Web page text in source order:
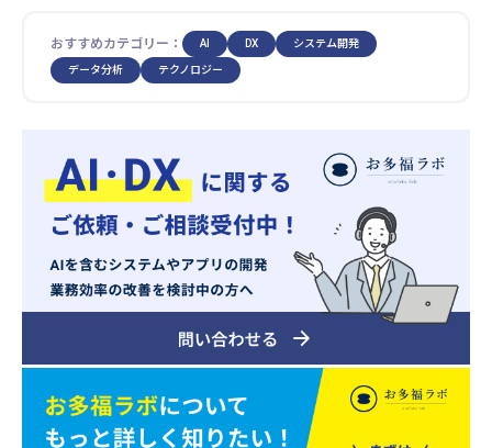
おすすめカテゴリー： AI DX システム開発
データ分析 テクノロジー